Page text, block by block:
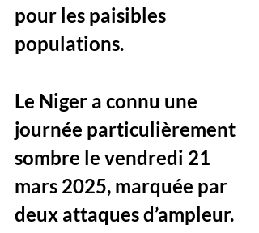
pour les paisibles
populations.
Le Niger a connu une
journée particulièrement
sombre le vendredi 21
mars 2025, marquée par
deux attaques d’ampleur.